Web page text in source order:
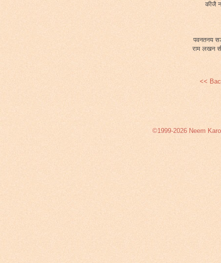
कीजै
पवनतनय
राम लखन
<<
©1999-2026 Neem